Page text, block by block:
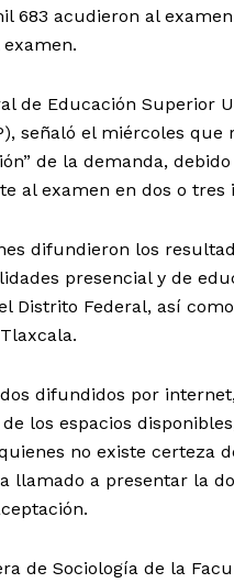
683 acudieron al
de Educación Superior
señaló el miércoles que
de la demanda,
al examen en dos o tres
difundieron los
presencial y de
Distrito Federal, así
difundidos por
los espacios
no existe certeza
llamado a presentar la
de Sociología de la